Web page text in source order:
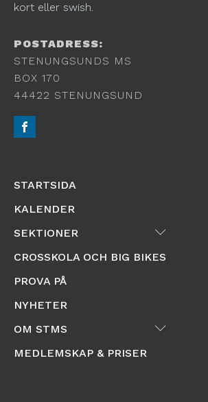
kort eller swish.
POSTADRESS:
STENUNGSUNDS MS
BOX 170
44422 STENUNGSUND
STARTSIDA
KALENDER
SEKTIONER
Submenu
CROSSKOLA OCH BIG BIKES
PROVA PÅ
NYHETER
OM STMS
Submenu
MEDLEMSKAP & PRISER